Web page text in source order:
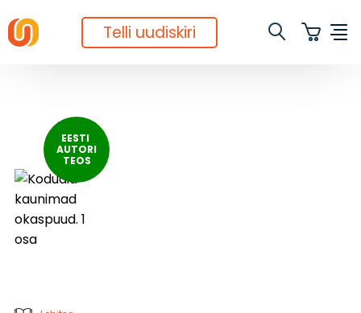
Telli uudiskiri
EESTI
AUTORI
TEOS